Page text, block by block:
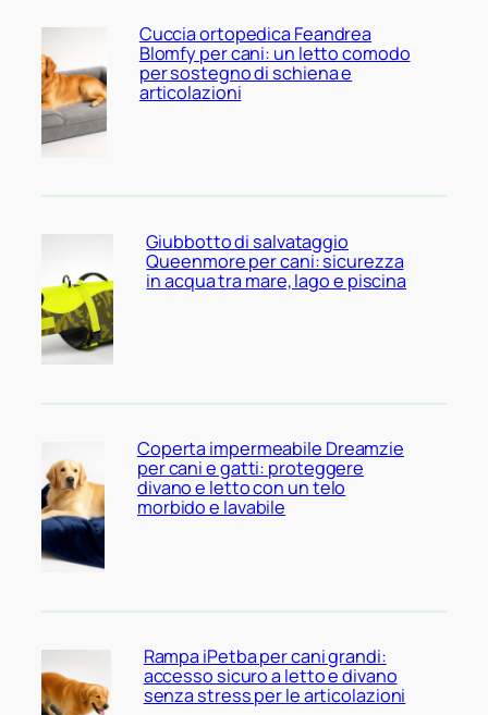
Cuccia ortopedica Feandrea
Blomfy per cani: un letto comodo
per sostegno di schiena e
articolazioni
Giubbotto di salvataggio
Queenmore per cani: sicurezza
in acqua tra mare, lago e piscina
Coperta impermeabile Dreamzie
per cani e gatti: proteggere
divano e letto con un telo
morbido e lavabile
Rampa iPetba per cani grandi:
accesso sicuro a letto e divano
senza stress per le articolazioni